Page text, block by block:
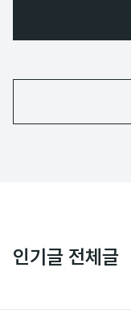
인기글 전체글